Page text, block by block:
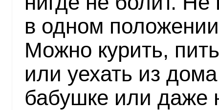
в одном
Можно курить,
или уехать из
бабушке или даже